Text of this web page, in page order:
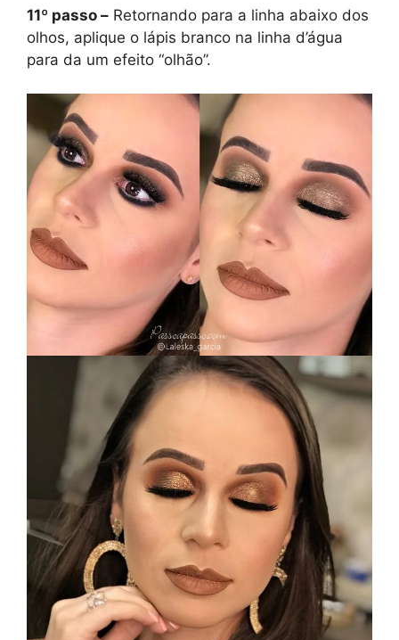
11º passo – Retornando para a linha abaixo dos
olhos, aplique o lápis branco na linha d’água
para da um efeito “olhão”.